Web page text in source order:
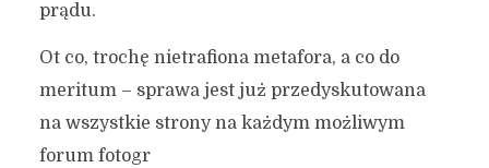
prądu.
Ot co, trochę nietrafiona metafora, a co do
meritum – sprawa jest już przedyskutowana
na wszystkie strony na każdym możliwym
forum fotogr